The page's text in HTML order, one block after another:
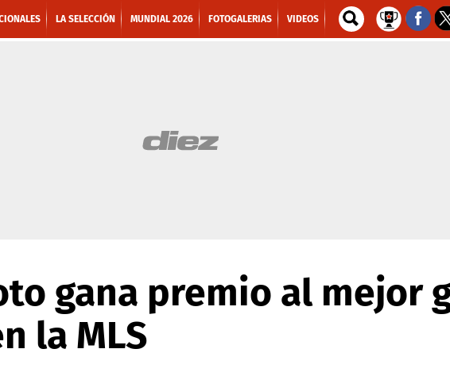
LA SELECCIÓN MUNDIAL 2026 FOTOGALERIAS VIDEOS
gana premio al mejor
la MLS